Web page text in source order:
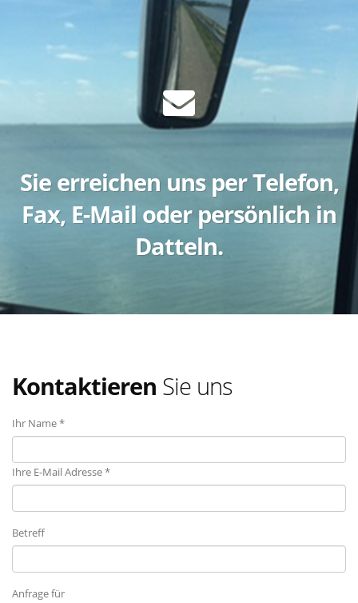
Sie erreichen uns per Telefon,
Fax, E-Mail oder persönlich in
Datteln.
Kontaktieren Sie uns
Ihr Name *
Ihre E-Mail Adresse *
Betreff
Anfrage für